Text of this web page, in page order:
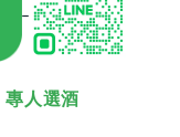
專人選酒